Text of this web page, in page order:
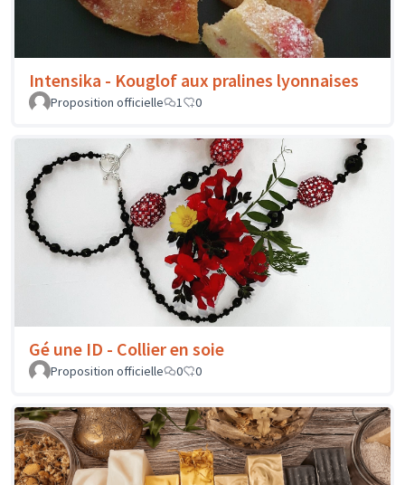
Intensika - Kouglof aux pralines lyonnaises
Proposition officielle 1 0
Gé une ID - Collier en soie
Proposition officielle 0 0